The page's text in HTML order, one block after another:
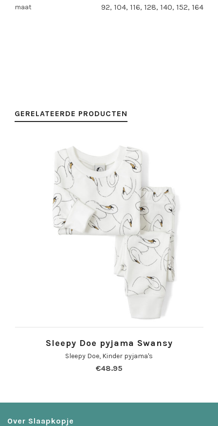
maat 92, 104, 116, 128, 140, 152, 164
GERELATEERDE PRODUCTEN
Sleepy Doe pyjama Swansy
Sleepy Doe, Kinder pyjama's
€48.95
Over Slaapkopje